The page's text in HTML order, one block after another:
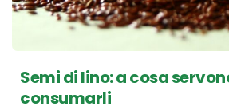
Semi di lino: a cosa
consumarli